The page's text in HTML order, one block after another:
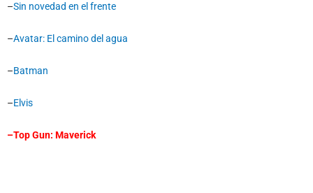
–Sin novedad en el frente
–Avatar: El camino del agua
–Batman
–Elvis
–Top Gun: Maverick